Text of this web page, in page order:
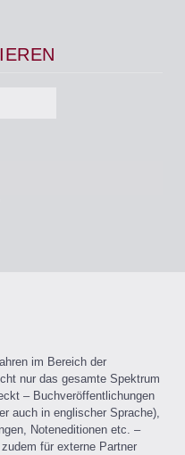
im Bereich der
nur das gesamte Spektrum
– Buchveröffentlichungen
auch in englischer Sprache),
Noteneditionen etc. –
für externe Partner